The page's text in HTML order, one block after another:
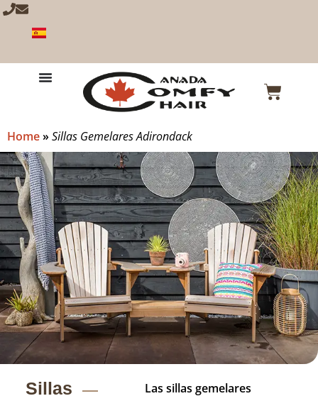
Home»Sillas Gemelares Adirondack
Sillas
Las sillas gemelares